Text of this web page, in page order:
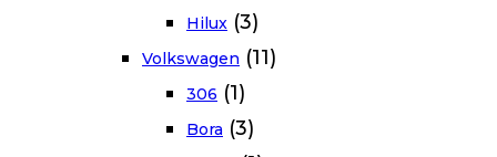
Hilux (3)
Volkswagen (11)
306 (1)
Bora (3)